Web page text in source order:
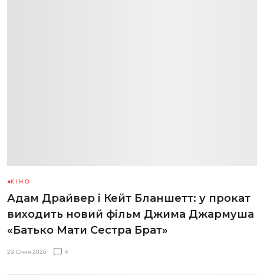
КІНО
Адам Драйвер і Кейт Бланшетт: у прокат
виходить новий фільм Джима Джармуша
«Батько Мати Сестра Брат»
23 Січня 2026 4